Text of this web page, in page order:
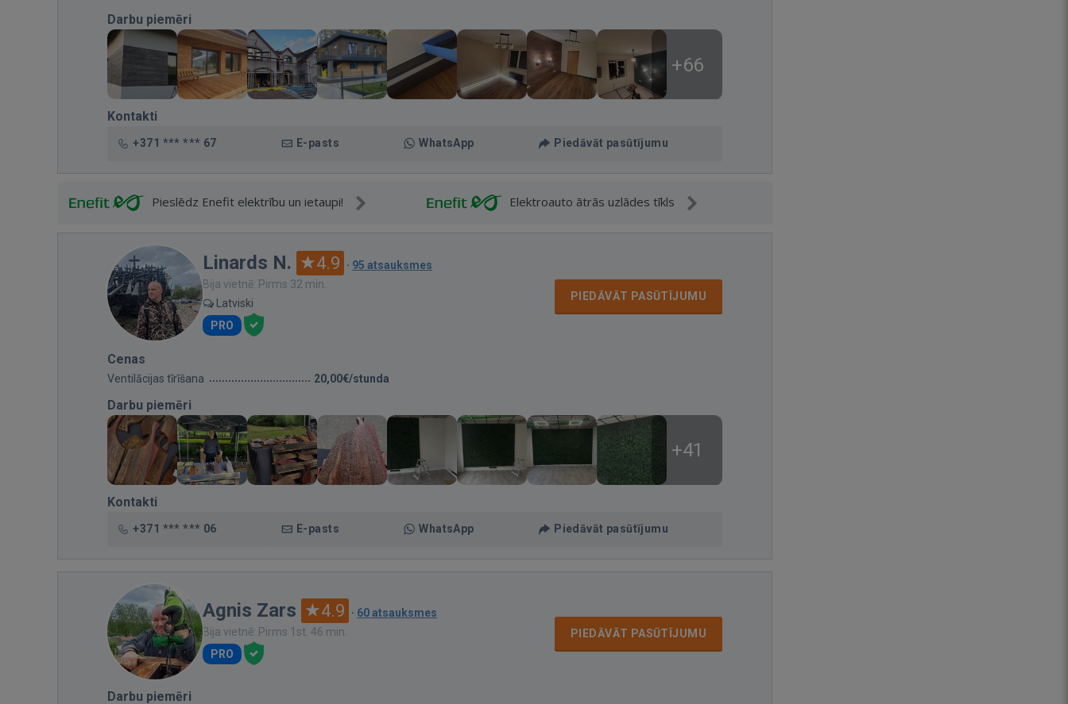
Darbu piemēri
+66
Kontakti
+371 *** *** 67 E-pasts WhatsApp Piedāvāt pasūtījumu
Pieslēdz Enefit elektrību un ietaupi! Elektroauto ātrās uzlādes tīkls
Linards N. 4.9 · 95 atsauksmes
Bija vietnē: Pirms 32 min.
Latviski
PRO
PIEDĀVĀT PASŪTĪJUMU
Cenas
Ventilācijas tīrīšana 20,00€/stunda
Darbu piemēri
+41
Kontakti
+371 *** *** 06 E-pasts WhatsApp Piedāvāt pasūtījumu
Agnis Zars 4.9 · 60 atsauksmes
Bija vietnē: Pirms 1st. 46 min.
PRO
PIEDĀVĀT PASŪTĪJUMU
Darbu piemēri